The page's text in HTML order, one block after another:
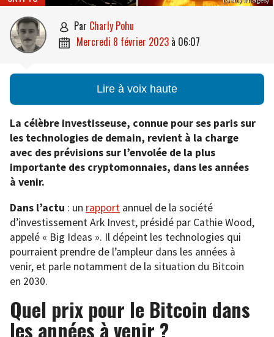
 par Charly Pohu
 mercredi 8 février 2023 à 06:07
Lire à voix haute
La célèbre investisseuse, connue pour ses paris sur
les technologies de demain, revient à la charge
avec des prévisions sur l’envolée de la plus
importante des cryptomonnaies, dans les années
à venir.
Dans l’actu : un rapport annuel de la société
d’investissement Ark Invest, présidé par Cathie Wood,
appelé « Big Ideas ». Il dépeint les technologies qui
pourraient prendre de l’ampleur dans les années à
venir, et parle notamment de la situation du Bitcoin
en 2030.
Quel prix pour le Bitcoin dans
les années à venir ?